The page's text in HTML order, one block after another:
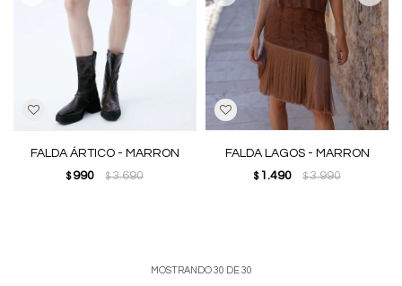
FALDA ÁRTICO - MARRON
$ 990 $3.690
FALDA LAGOS - MARRON
$ 1.490 $3.990
MOSTRANDO30 DE30